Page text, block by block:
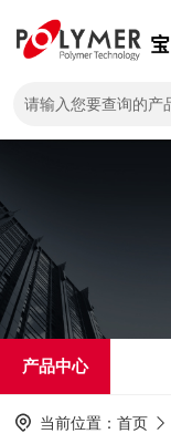
产品中心
当前位置： 首页